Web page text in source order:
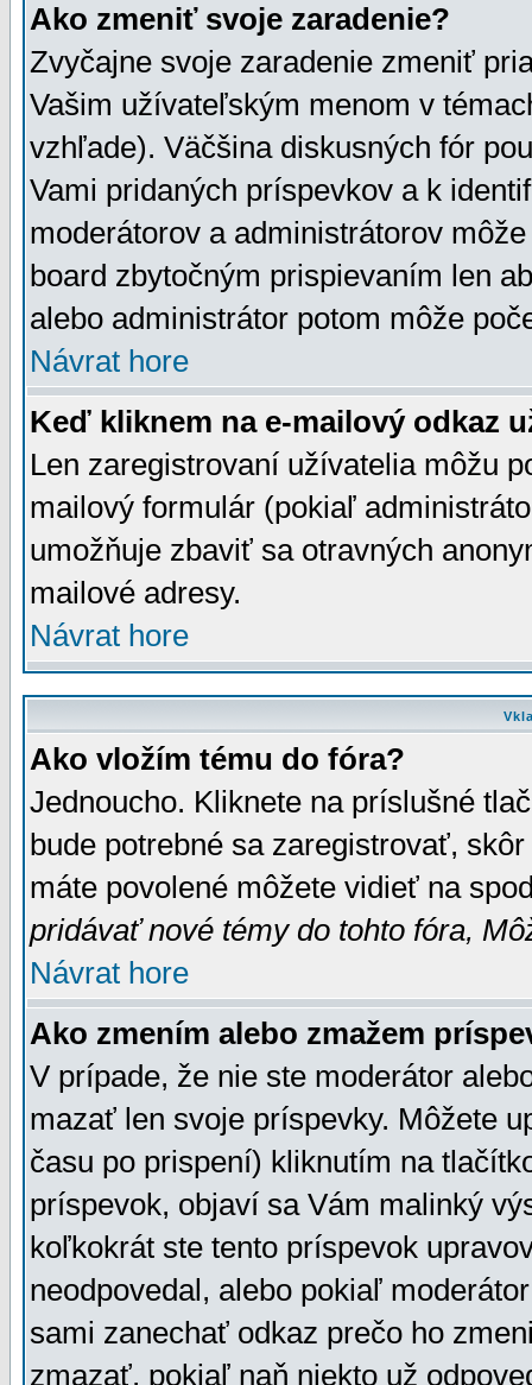
Ako zmeniť svoje zaradenie?
Zvyčajne svoje zaradenie zmeniť
Vašim užívateľským menom v
vzhľade). Väčšina diskusných fór
Vami pridaných príspevkov a k
moderátorov a administrátorov
board zbytočným prispievaním len
alebo administrátor potom môže
Návrat hore
Keď kliknem na e-mailový odkaz
Len zaregistrovaní užívatelia môžu
mailový formulár (pokiaľ
umožňuje zbaviť sa otravných
mailové adresy.
Návrat hore
Ako vložím tému do fóra?
Jednoucho. Kliknete na príslušné
bude potrebné sa zaregistrovať,
máte povolené môžete vidieť na
pridávať nové témy do tohto fóra,
Návrat hore
Ako zmením alebo zmažem
V prípade, že nie ste moderátor
mazať len svoje príspevky. Môžete
času po prispení) kliknutím na
príspevok, objaví sa Vám malinký
koľkokrát ste tento príspevok
neodpovedal, alebo pokiaľ
sami zanechať odkaz prečo ho
zmazať, pokiaľ naň niekto už